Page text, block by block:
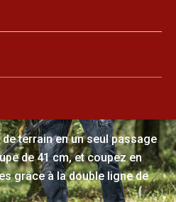
terrain en un seul passage
de 41 cm, et coupez en
grâce à la double ligne de